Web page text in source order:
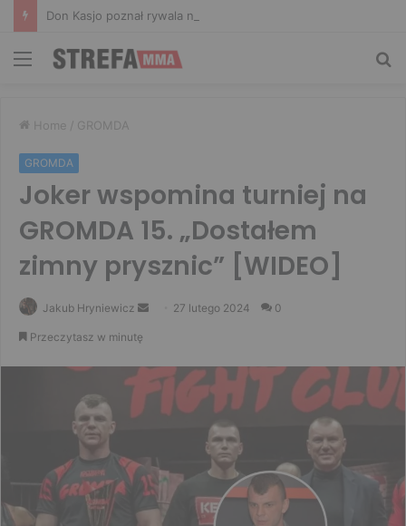
Menu
Home / GROMDA
GROMDA
Joker wspomina turniej na
GROMDA 15. „Dostałem
zimny prysznic” [WIDEO]
Jakub Hryniewicz
Send 27 lutego 2024 0
Przeczytasz w minutę